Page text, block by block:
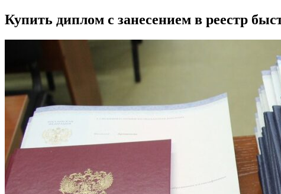
Купить диплом с занесением в реестр